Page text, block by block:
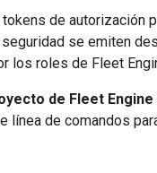
tokens de
seguridad se emiten
los roles de Fleet
de Fleet Engine
línea de comandos